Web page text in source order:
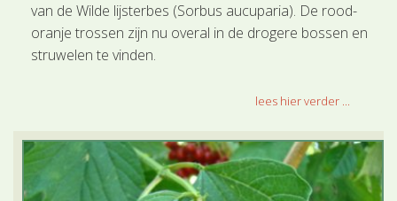
van de Wilde lijsterbes (Sorbus aucuparia). De rood-
oranje trossen zijn nu overal in de drogere bossen en
struwelen te vinden.
lees hier verder ...